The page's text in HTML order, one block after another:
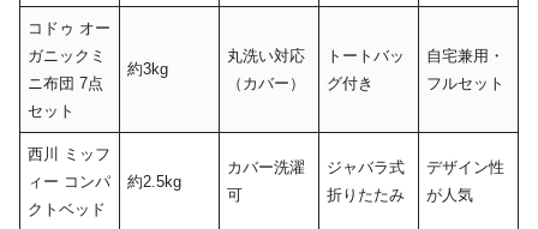
コドゥ オー
ガニックミ
ニ布団 7点
セット
約3kg
丸洗い対応
（カバー）
トートバッ
グ付き
自宅兼用・
フルセット
西川 ミッフ
ィー コンパ
クトベッド
約2.5kg
カバー洗濯
可
ジャバラ式
折りたたみ
デザイン性
が人気